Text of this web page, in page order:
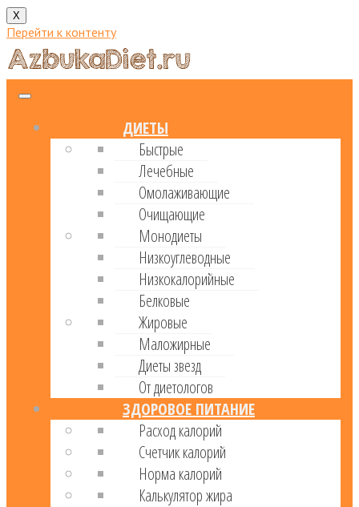
X
Перейти к контенту
ДИЕТЫ
Быстрые
Лечебные
Омолаживающие
Очищающие
Монодиеты
Низкоуглеводные
Низкокалорийные
Белковые
Жировые
Маложирные
Диеты звезд
От диетологов
ЗДОРОВОЕ ПИТАНИЕ
Расход калорий
Cчетчик калорий
Норма калорий
Калькулятор жира